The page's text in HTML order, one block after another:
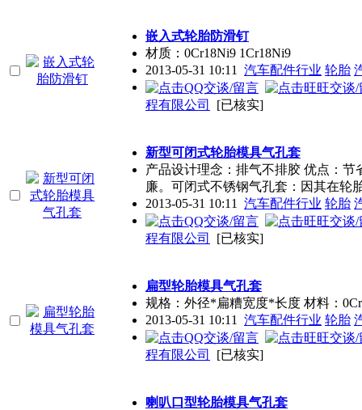
嵌入式轮胎防滑钉
材质：0Cr18Ni9 1Cr18Ni9
2013-05-31 10:11 汽车配件行业 轮胎
程有限公司 [已核实]
新型可闭式轮胎模具气孔套
产品设计理念：排气不排胶 优点：
廉。可闭式不锈钢气孔套：因其在轮
2013-05-31 10:11 汽车配件行业 轮胎
程有限公司 [已核实]
扁型轮胎模具气孔套
规格：外径*扁糟宽度*长度 材料：
2013-05-31 10:11 汽车配件行业 轮胎
程有限公司 [已核实]
喇叭口型轮胎模具气孔套